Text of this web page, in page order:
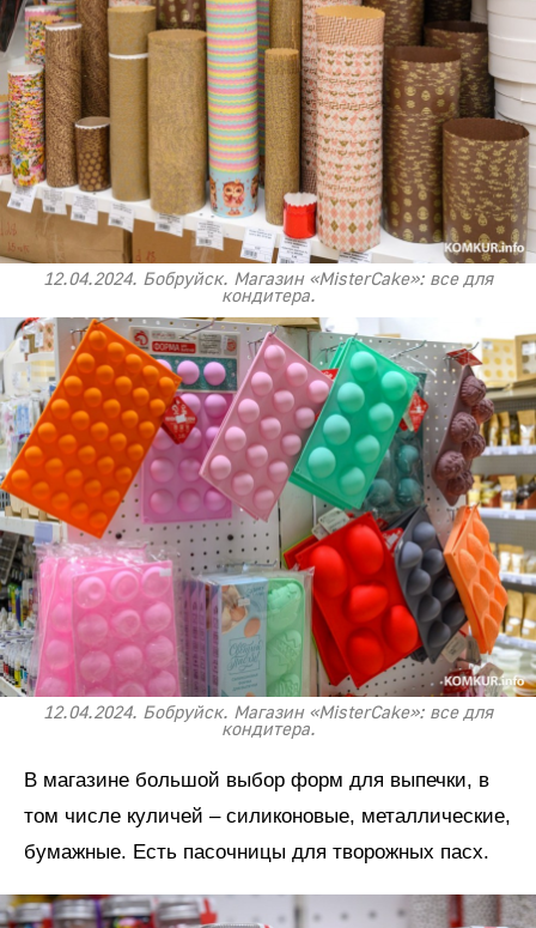
12.04.2024. Бобруйск. Магазин «MisterCake»: все для
кондитера.
12.04.2024. Бобруйск. Магазин «MisterCake»: все для
кондитера.
В магазине большой выбор форм для выпечки, в
том числе куличей – силиконовые, металлические,
бумажные. Есть пасочницы для творожных пасх.